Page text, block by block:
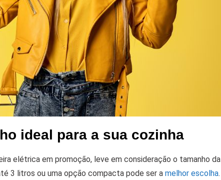
ideal para a sua cozinha
elétrica em promoção, leve em consideração o tamanho
3 litros ou uma opção compacta pode ser a melhor escolha